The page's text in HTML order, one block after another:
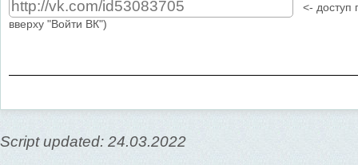
<- доступ
вверху "Войти ВК")
Script updated: 24.03.2022